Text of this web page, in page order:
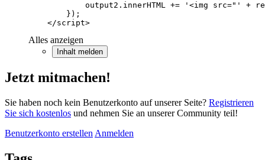
    </script>
Alles anzeigen
Inhalt melden
Jetzt mitmachen!
Sie haben noch kein Benutzerkonto auf unserer Seite? Registrieren
Sie sich kostenlos und nehmen Sie an unserer Community teil!
Benutzerkonto erstellen Anmelden